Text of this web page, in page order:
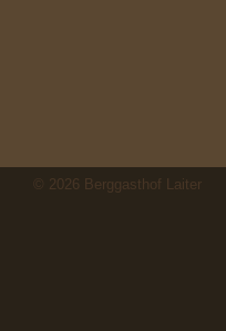
© 2026 Berggasthof Laiter